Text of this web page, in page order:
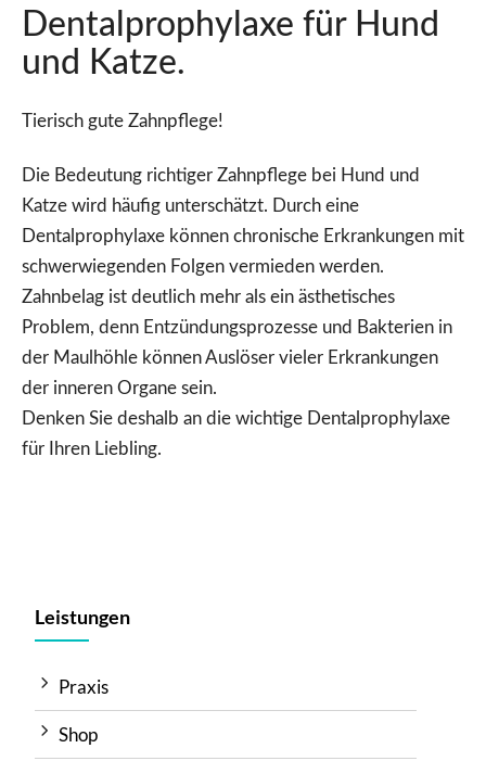
Dentalprophylaxe für Hund
und Katze.
Tierisch gute Zahnpflege!
Die Bedeutung richtiger Zahnpflege bei Hund und
Katze wird häufig unterschätzt. Durch eine
Dentalprophylaxe können chronische Erkrankungen mit
schwerwiegenden Folgen vermieden werden.
Zahnbelag ist deutlich mehr als ein ästhetisches
Problem, denn Entzündungsprozesse und Bakterien in
der Maulhöhle können Auslöser vieler Erkrankungen
der inneren Organe sein.
Denken Sie deshalb an die wichtige Dentalprophylaxe
für Ihren Liebling.
Leistungen
Praxis
Shop